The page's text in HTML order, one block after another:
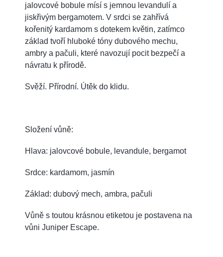
jalovcové bobule mísí s jemnou levandulí a
jiskřivým bergamotem. V srdci se zahřívá
kořenitý kardamom s dotekem květin, zatímco
základ tvoří hluboké tóny dubového mechu,
ambry a pačuli, které navozují pocit bezpečí a
návratu k přírodě.
Svěží. Přírodní. Útěk do klidu.
Složení vůně:
Hlava: jalovcové bobule, levandule, bergamot
Srdce: kardamom, jasmín
Základ: dubový mech, ambra, pačuli
Vůně s toutou krásnou etiketou je postavena na
vůni Juniper Escape.